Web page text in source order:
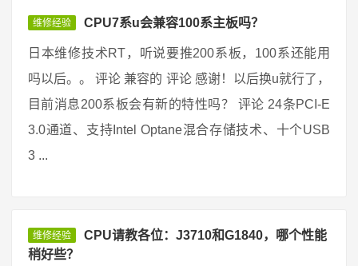
维修经验 CPU7系u会兼容100系主板吗？
日本维修技术RT，听说要推200系板，100系还能用
吗以后。。 评论 兼容的 评论 感谢！以后换u就行了，
目前消息200系板会有新的特性吗？ 评论 24条PCI-E
3.0通道、支持Intel Optane混合存储技术、十个USB
3 ...
维修经验
CPU请教各位：J3710和G1840，哪个性能
稍好些？